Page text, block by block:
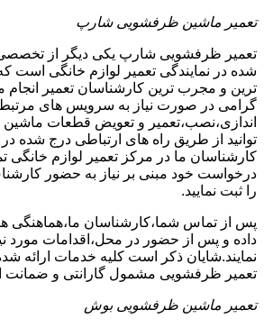
تعمیر ماشین ظرفشویی شارپ
تعمیر ظرفشویی شارپ یکی دیگر از تخصصی
شده در نمایندگی تعمیر لوازم خانگی است
ترین و مجرب ترین کارشناسان تعمیر
گرامی در صورت نیاز به سرویس های مرتبط
اندازی،نصب،تعمیر و تعویض قطعات
توانید از طریق راه های ارتباطی درج شده
کارشناسان ما در مرکز تعمیر لوازم خانگی
درخواست خود مبنی بر نیاز به حضور
را ثبت نمایید.
پس از تماس شما،کارشناسان ما،هماهنگی
داده و پس از حضور در محل،اقدامات مورد
نمایند.شایان ذکر است کلیه خدمات ارائه
تعمیر ظرفشویی مشمول گارانتی و
تعمیر ماشین ظرفشویی بوش